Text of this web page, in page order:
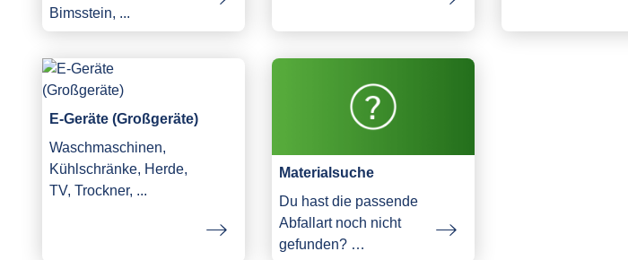
Bimsstein, ...
E-Geräte (Großgeräte)
Waschmaschinen,
Kühlschränke, Herde,
TV, Trockner, ...
Materialsuche
Du hast die passende
Abfallart noch nicht
gefunden? …